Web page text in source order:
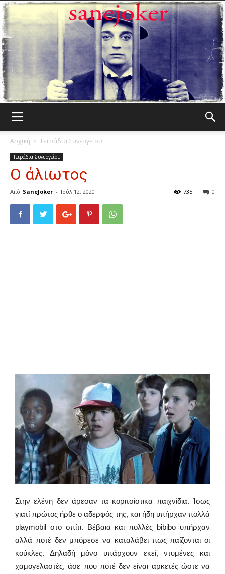
Αρχική Τετράδια Συνεργείου
Τετράδια Συνεργείου
Ο άλιωτος
Από SaneJoker - Ιούλ 12, 2020 0
735
Στην ελένη δεν άρεσαν τα κοριτσίστικα παιχνίδια. Ίσως
γιατί πρώτος ήρθε ο αδερφός της, και ήδη υπήρχαν πολλά
playmobil στο σπίτι. Βέβαια και πολλές bibibo υπήρχαν
αλλά ποτέ δεν μπόρεσε να καταλάβει πως παίζονται οι
κούκλες. Δηλαδή μόνο υπάρχουν εκεί, ντυμένες και
χαμογελαστές, άσε που ποτέ δεν είναι αρκετές ώστε να